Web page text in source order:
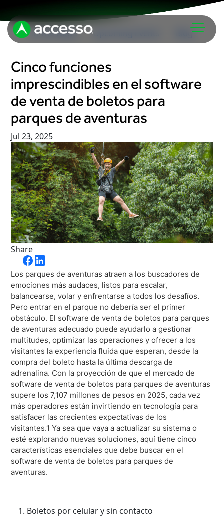
Parques temáticos y acuáticos
Zoológicos y acuarios
Tours y experiencias
Museos
Instituciones culturales
Entretenimiento en vivo y recintos
Taquilla
Ferias y festivales
Artes escénicas
Deportes
Estadios
Esquí
Hospedaje
Resorts y casinos
Analítica
Venta de boletos
Punto de venta
Filas virtuales
Distribución
App móvil
Inteligencia
Horizon
Paradox
Passport
ShoWare
ingresso
LoQueue
App móvil
Freedom
Siriusware
In The News Blog
Cinco funciones
imprescindibles en el software
de venta de boletos para
parques de aventuras
Jul 23, 2025
Share
Los parques de aventuras atraen a los buscadores de
emociones más audaces, listos para escalar,
balancearse, volar y enfrentarse a todos los desafíos.
Pero entrar en el parque no debería ser el primer
obstáculo. El software de venta de boletos para parques
de aventuras adecuado puede ayudarlo a gestionar
multitudes, optimizar las operaciones y ofrecer a los
visitantes la experiencia fluida que esperan, desde la
compra del boleto hasta la última descarga de
adrenalina. Con la proyección de que el mercado de
software de venta de boletos para parques de aventuras
supere los 7,107 millones de pesos en 2025, cada vez
más operadores están invirtiendo en tecnología para
satisfacer las crecientes expectativas de los
visitantes.1 Ya sea que vaya a actualizar su sistema o
esté explorando nuevas soluciones, aquí tiene cinco
características esenciales que debe buscar en el
software de venta de boletos para parques de
aventuras.
Boletos por celular y sin contacto